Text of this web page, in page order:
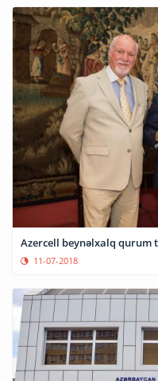
Azercell beynəlxalq qurum
11-07-2018